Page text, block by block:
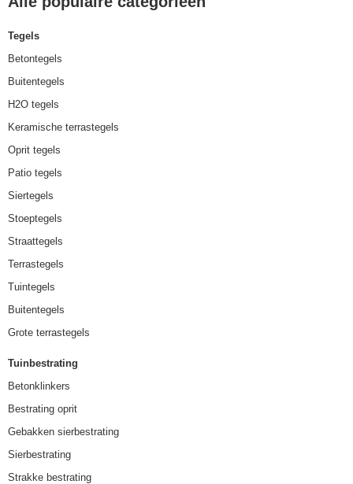
Tegels
Betontegels
Buitentegels
H2O tegels
Keramische terrastegels
Oprit tegels
Patio tegels
Siertegels
Stoeptegels
Straattegels
Terrastegels
Tuintegels
Buitentegels
Grote terrastegels
Tuinbestrating
Betonklinkers
Bestrating oprit
Gebakken sierbestrating
Sierbestrating
Strakke bestrating